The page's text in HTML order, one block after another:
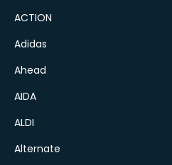
ACTION
Adidas
Ahead
AIDA
ALDI
Alternate